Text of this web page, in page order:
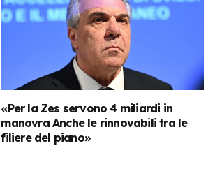
«Per la Zes servono 4 miliardi in
manovra Anche le rinnovabili tra le
filiere del piano»